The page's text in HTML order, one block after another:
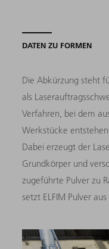
DATEN ZU FORMEN
Die Abkürzung steht
als
Verfahren, bei dem
Werkstücke
Dabei erzeugt der
Grundkörper und
zugeführte Pulver zu
setzt ELFIM Pulver